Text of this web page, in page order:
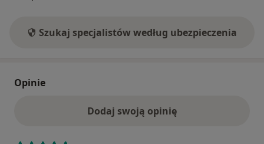
Szukaj specjalistów według ubezpieczenia
Opinie
Dodaj swoją opinię